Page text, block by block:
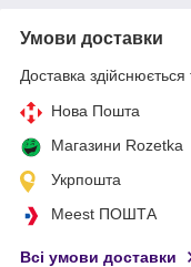
Умови доставки
Доставка здійснюється
Нова Пошта
Магазини Rozetka
Укрпошта
Meest ПОШТА
Всі умови доставки